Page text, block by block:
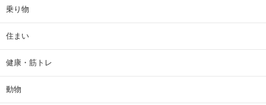
乗り物
住まい
健康・筋トレ
動物